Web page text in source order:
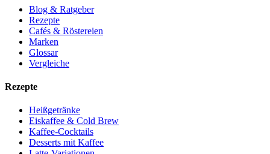
Blog & Ratgeber
Rezepte
Cafés & Röstereien
Marken
Glossar
Vergleiche
Rezepte
Heißgetränke
Eiskaffee & Cold Brew
Kaffee-Cocktails
Desserts mit Kaffee